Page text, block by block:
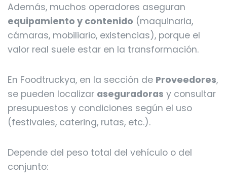
Además, muchos operadores aseguran
equipamiento y contenido (maquinaria,
cámaras, mobiliario, existencias), porque el
valor real suele estar en la transformación.
En Foodtruckya, en la sección de Proveedores,
se pueden localizar aseguradoras y consultar
presupuestos y condiciones según el uso
(festivales, catering, rutas, etc.).
Depende del peso total del vehículo o del
conjunto: